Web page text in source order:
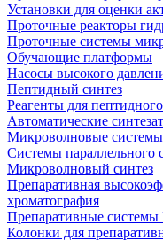
Установки для оценки
Проточные реакторы
Проточные системы
Обучающие платформы
Насосы высокого
Пептидный синтез
Реагенты для
Автоматические
Микроволновые
Системы параллельного
Микроволновый синтез
Препаративная
хроматография
Препаративные
Колонки для